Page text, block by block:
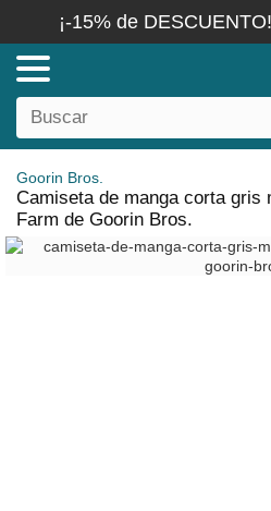
¡-15% de DESCUENTO!
Goorin Bros.
Camiseta de manga corta gris
Farm de Goorin Bros.